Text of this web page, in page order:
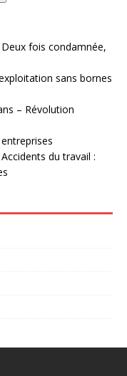
fois condamnée,
sans bornes
– Révolution
du travail :